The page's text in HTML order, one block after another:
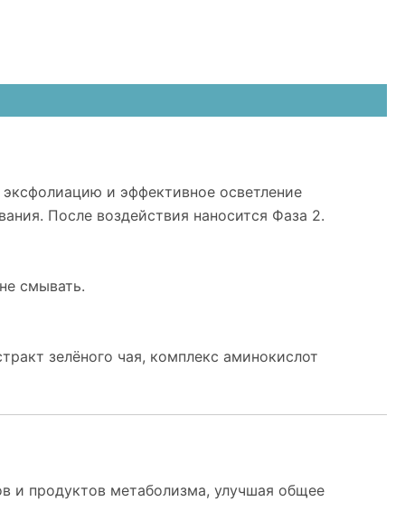
и эффективное осветление
После воздействия наносится Фаза 2.
смывать.
зелёного чая, комплекс аминокислот
и продуктов метаболизма, улучшая общее